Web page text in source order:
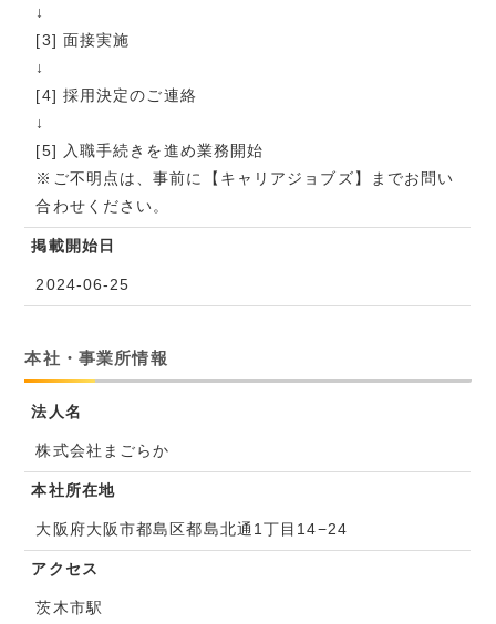
↓
[3] 面接実施
↓
[4] 採用決定のご連絡
↓
[5] 入職手続きを進め業務開始
※ご不明点は、事前に【キャリアジョブズ】までお問い
合わせください。
掲載開始日
2024-06-25
本社・事業所情報
法人名
株式会社まごらか
本社所在地
大阪府大阪市都島区都島北通1丁目14−24
アクセス
茨木市駅